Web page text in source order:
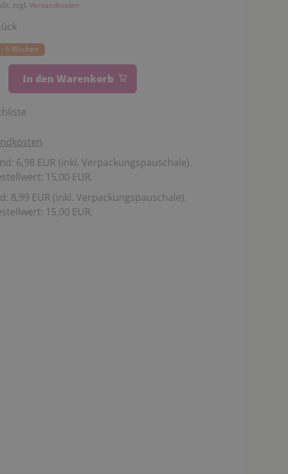
zzgl. Versandkosten
6 Wochen
In den Warenkorb
6,98 EUR (inkl. Verpackungspauschale).
15,00 EUR.
8,99 EUR (inkl. Verpackungspauschale).
15,00 EUR.